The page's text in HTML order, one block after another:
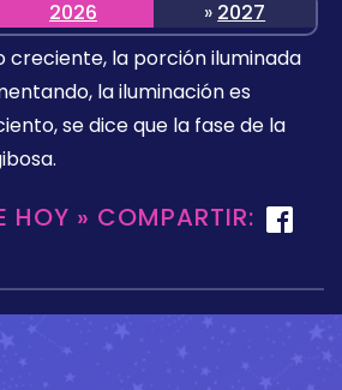
2026 » 2027
creciente, la porción iluminada
la iluminación es
se dice que la fase de la
HOY » COMPARTIR: